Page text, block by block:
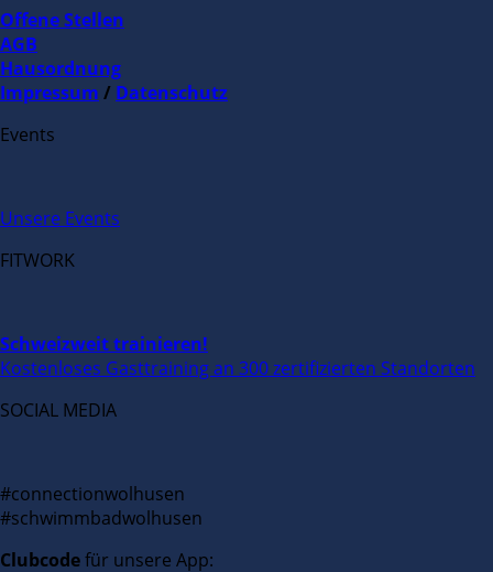
Offene Stellen
AGB
Hausordnung
Impressum / Datenschutz
Events
Unsere Events
FITWORK
Schweizweit trainieren!
Kostenloses Gasttraining an 300 zertifizierten Standorten
SOCIAL MEDIA
#connectionwolhusen
#schwimmbadwolhusen
Clubcodefür unsere App: